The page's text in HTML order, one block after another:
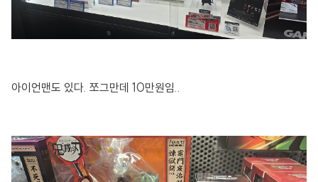
아이언맨도 있다. 쪼그만데 10만원임..